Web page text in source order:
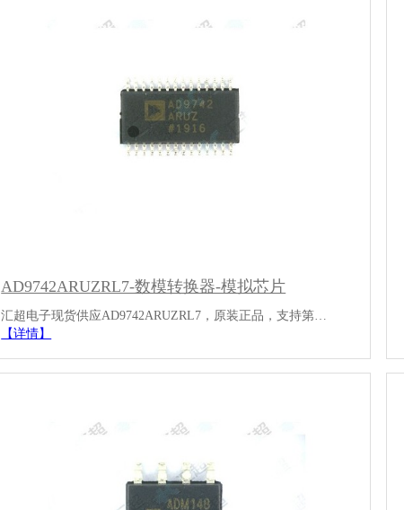
AD9742ARUZRL7-数模转换器-模拟芯片
汇超电子现货供应AD9742ARUZRL7，原装正品，支持第…
【详情】